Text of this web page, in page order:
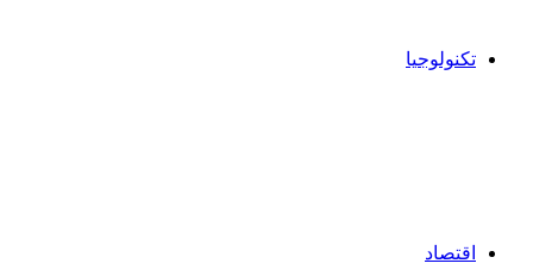
تكنولوجيا
اقتصاد